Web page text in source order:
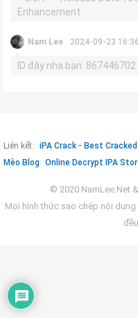
Enhancement
Nam Lee 2024-09-23
ID đây nha bạn:
Liên kết: iPA Crack - Best
Mèo Blog Online Decrypt IPA
© 2020 NamLee.Net
Mọi hình thức sao chép nội